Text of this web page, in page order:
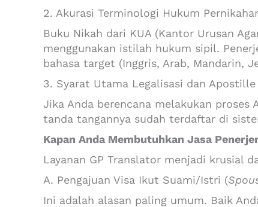
2. Akurasi Terminologi Hukum
Buku Nikah dari KUA (Kantor Urusan
menggunakan istilah hukum sipil.
bahasa target (Inggris, Arab, Mandarin,
3. Syarat Utama Legalisasi dan Apostille
Jika Anda berencana melakukan
tanda tangannya sudah terdaftar di
Kapan Anda Membutuhkan Jasa
Layanan GP Translator menjadi krusial
A. Pengajuan Visa Ikut Suami/Istri (
Ini adalah alasan paling umum. Baik